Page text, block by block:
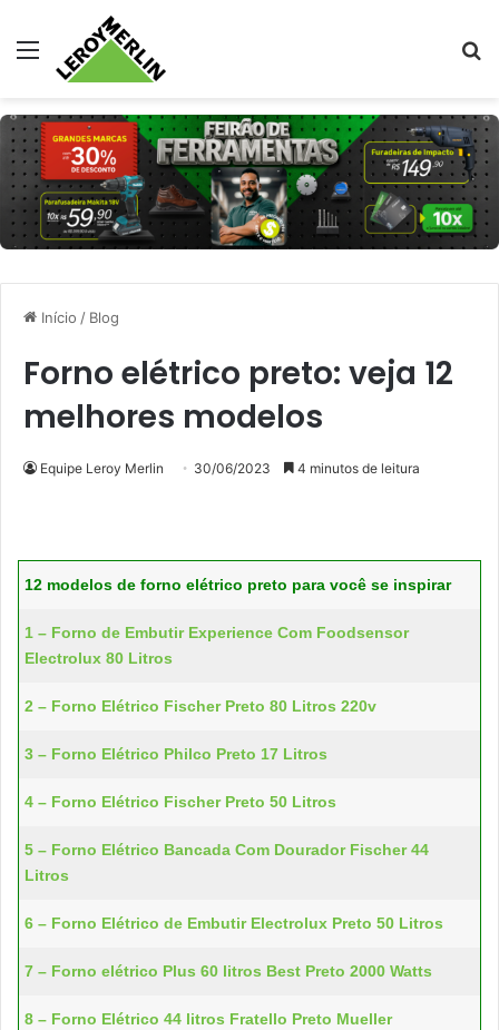
Menu
Início / Blog
Forno elétrico preto: veja 12
melhores modelos
Equipe Leroy Merlin 30/06/2023 4 minutos de leitura
12 modelos de forno elétrico preto para você se inspirar
1 – Forno de Embutir Experience Com Foodsensor
Electrolux 80 Litros
2 – Forno Elétrico Fischer Preto 80 Litros 220v
3 – Forno Elétrico Philco Preto 17 Litros
4 – Forno Elétrico Fischer Preto 50 Litros
5 – Forno Elétrico Bancada Com Dourador Fischer 44
Litros
6 – Forno Elétrico de Embutir Electrolux Preto 50 Litros
7 – Forno elétrico Plus 60 litros Best Preto 2000 Watts
8 – Forno Elétrico 44 litros Fratello Preto Mueller